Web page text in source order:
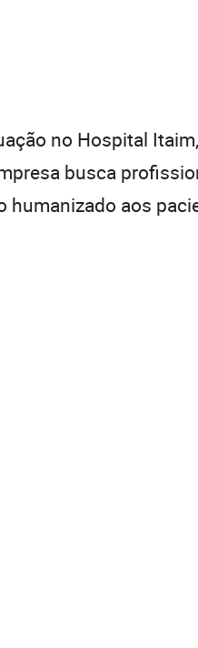
no Hospital
busca
aos